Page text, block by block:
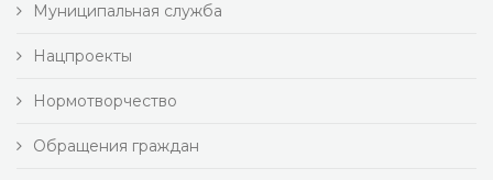
Муниципальная служба
Нацпроекты
Нормотворчество
Обращения граждан